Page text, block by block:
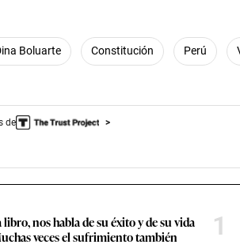
Boluarte Constitución Perú
de
nos habla de su éxito y de su vida
veces el sufrimiento también
1